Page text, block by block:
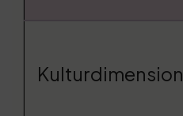
Kulturdimension